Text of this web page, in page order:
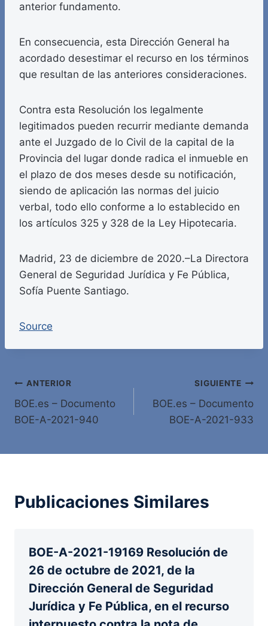
anterior fundamento.
En consecuencia, esta Dirección General ha
acordado desestimar el recurso en los términos
que resultan de las anteriores consideraciones.
Contra esta Resolución los legalmente
legitimados pueden recurrir mediante demanda
ante el Juzgado de lo Civil de la capital de la
Provincia del lugar donde radica el inmueble en
el plazo de dos meses desde su notificación,
siendo de aplicación las normas del juicio
verbal, todo ello conforme a lo establecido en
los artículos 325 y 328 de la Ley Hipotecaria.
Madrid, 23 de diciembre de 2020.–La Directora
General de Seguridad Jurídica y Fe Pública,
Sofía Puente Santiago.
Source
Navegación
de
ANTERIOR
BOE.es – Documento
BOE-A-2021-940
SIGUIENTE
BOE.es – Documento
BOE-A-2021-933
Publicaciones Similares
BOE-A-2021-19169 Resolución de
26 de octubre de 2021, de la
Dirección General de Seguridad
Jurídica y Fe Pública, en el recurso